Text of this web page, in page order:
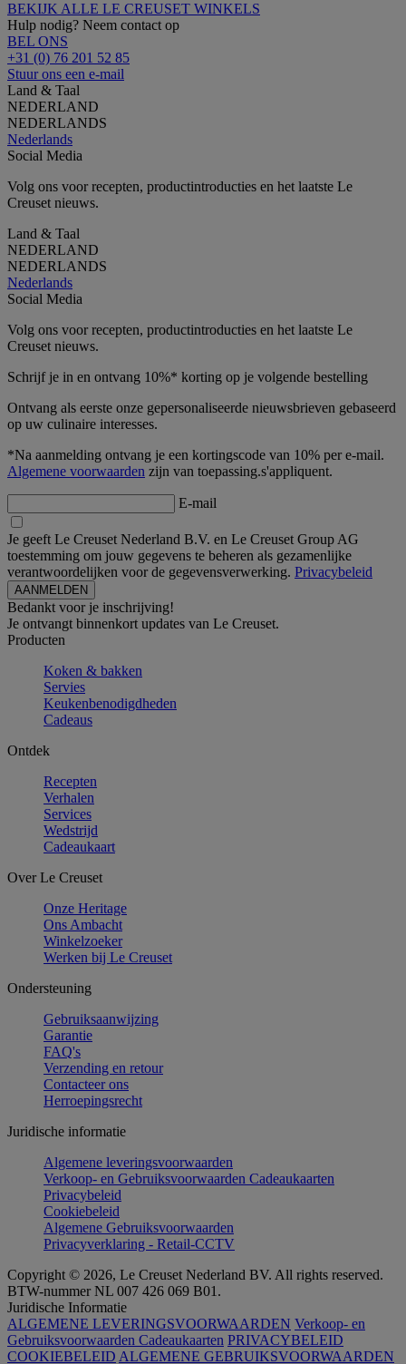
BEKIJK ALLE LE CREUSET WINKELS
Hulp nodig? Neem contact op
BEL ONS
+31 (0) 76 201 52 85
Stuur ons een e-mail
Land & Taal
NEDERLAND
NEDERLANDS
Nederlands
Social Media
Volg ons voor recepten, productintroducties en het laatste Le
Creuset nieuws.
Land & Taal
NEDERLAND
NEDERLANDS
Nederlands
Social Media
Volg ons voor recepten, productintroducties en het laatste Le
Creuset nieuws.
Schrijf je in en ontvang 10%* korting op je volgende bestelling
Ontvang als eerste onze gepersonaliseerde nieuwsbrieven gebaseerd
op uw culinaire interesses.
*Na aanmelding ontvang je een kortingscode van 10% per e-mail.
Algemene voorwaarden zijn van toepassing.s'appliquent.
E-mail
Je geeft Le Creuset Nederland B.V. en Le Creuset Group AG
toestemming om jouw gegevens te beheren als gezamenlijke
verantwoordelijken voor de gegevensverwerking. Privacybeleid
Bedankt voor je inschrijving!
Je ontvangt binnenkort updates van Le Creuset.
Producten
Koken & bakken
Servies
Keukenbenodigdheden
Cadeaus
Ontdek
Recepten
Verhalen
Services
Wedstrijd
Cadeaukaart
Over Le Creuset
Onze Heritage
Ons Ambacht
Winkelzoeker
Werken bij Le Creuset
Ondersteuning
Gebruiksaanwijzing
Garantie
FAQ's
Verzending en retour
Contacteer ons
Herroepingsrecht
Juridische informatie
Algemene leveringsvoorwaarden
Verkoop- en Gebruiksvoorwaarden Cadeaukaarten
Privacybeleid
Cookiebeleid
Algemene Gebruiksvoorwaarden
Privacyverklaring - Retail-CCTV
Copyright © 2026, Le Creuset Nederland BV. All rights reserved.
BTW-nummer NL 007 426 069 B01.
Juridische Informatie
ALGEMENE LEVERINGSVOORWAARDEN Verkoop- en
Gebruiksvoorwaarden Cadeaukaarten PRIVACYBELEID
COOKIEBELEID ALGEMENE GEBRUIKSVOORWAARDEN